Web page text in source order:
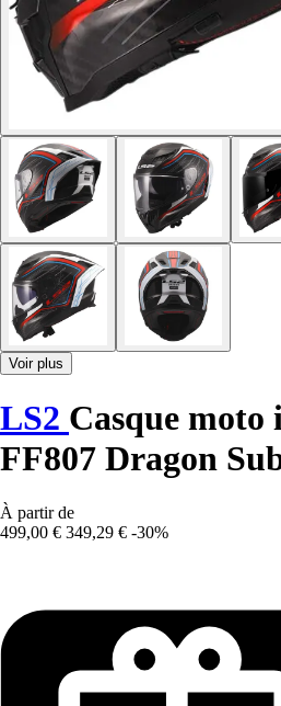
Voir plus
LS2 Casque moto
FF807 Dragon
À partir de
499,00 € 349,29 € -30%